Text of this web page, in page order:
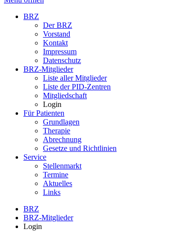
BRZ
Der BRZ
Vorstand
Kontakt
Impressum
Datenschutz
BRZ-Mitglieder
Liste aller Mitglieder
Liste der PID-Zentren
Mitgliedschaft
Login
Für Patienten
Grundlagen
Therapie
Abrechnung
Gesetze und Richtlinien
Service
Stellenmarkt
Termine
Aktuelles
Links
BRZ
BRZ-Mitglieder
Login